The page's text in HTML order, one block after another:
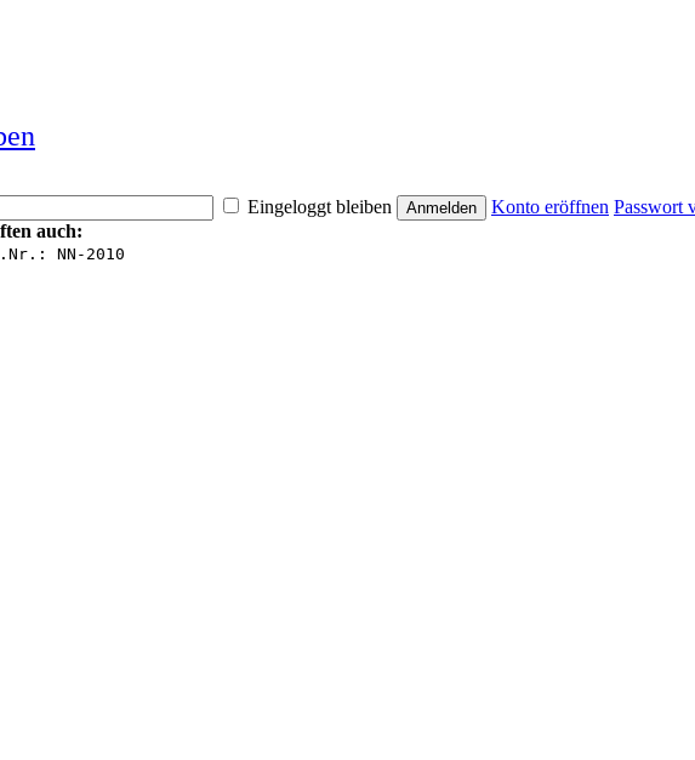
Eingeloggt bleiben Konto eröffnen Passwort
auch:
NN-2010